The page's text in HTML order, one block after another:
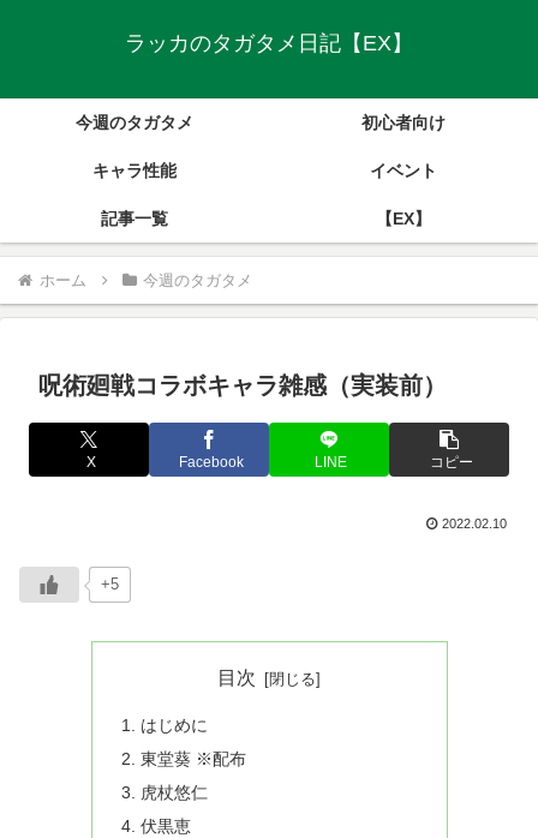
ラッカのタガタメ日記【EX】
今週のタガタメ 初心者向け
キャラ性能 イベント
記事一覧 【EX】
ホーム 今週のタガタメ
呪術廻戦コラボキャラ雑感（実装前）
X Facebook LINE コピー
2022.02.10
+5
目次
はじめに
東堂葵 ※配布
虎杖悠仁
伏黒恵